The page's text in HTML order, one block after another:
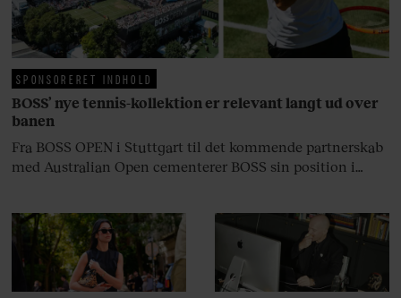
livsglæde, han nægter at give slip
på.
SPONSORERET INDHOLD
BOSS’ nye tennis-kollektion er relevant langt ud over
banen
Fra BOSS OPEN i Stuttgart til det kommende partnerskab
med Australian Open cementerer BOSS sin position i